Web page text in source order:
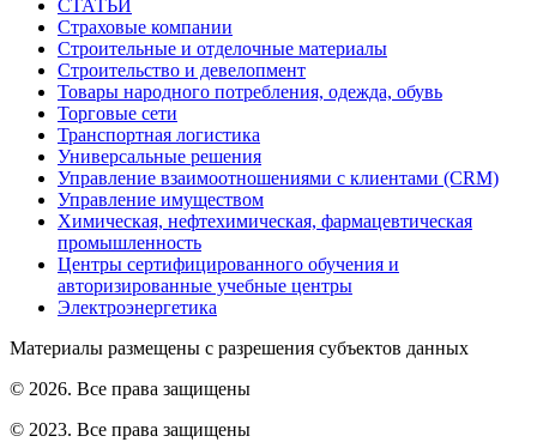
СТАТЬИ
Страховые компании
Строительные и отделочные материалы
Строительство и девелопмент
Товары народного потребления, одежда, обувь
Торговые сети
Транспортная логистика
Универсальные решения
Управление взаимоотношениями с клиентами (CRM)
Управление имуществом
Химическая, нефтехимическая, фармацевтическая
промышленность
Центры сертифицированного обучения и
авторизированные учебные центры
Электроэнергетика
Материалы размещены с разрешения субъектов данных
© 2026. Все права защищены
© 2023. Все права защищены